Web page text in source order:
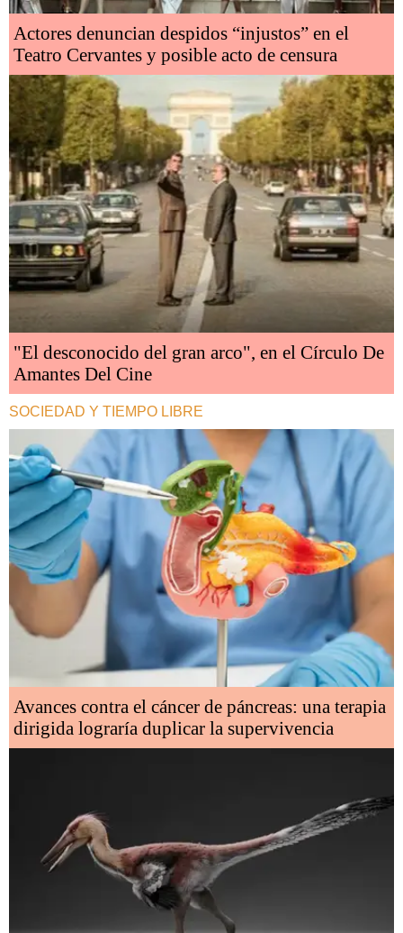
Actores denuncian despidos “injustos” en el
Teatro Cervantes y posible acto de censura
"El desconocido del gran arco", en el Círculo De
Amantes Del Cine
SOCIEDAD Y TIEMPO LIBRE
Avances contra el cáncer de páncreas: una terapia
dirigida lograría duplicar la supervivencia